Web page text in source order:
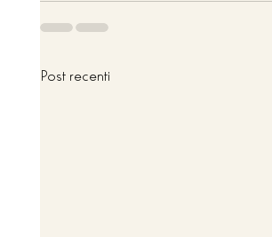
Post recenti